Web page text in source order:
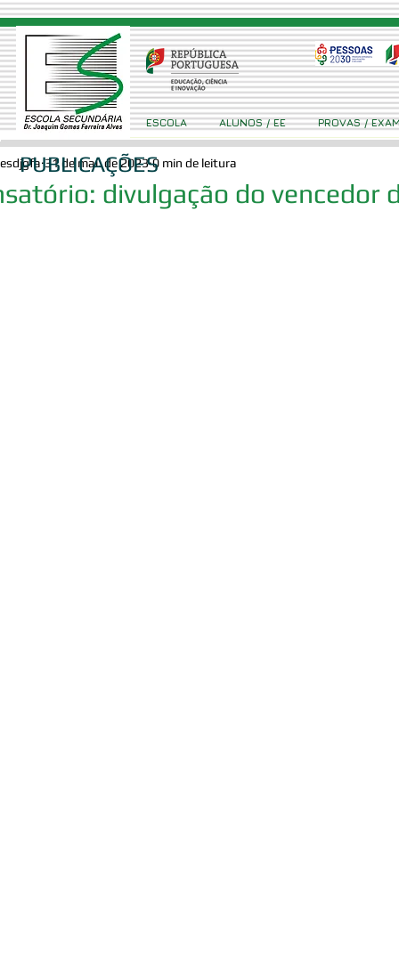
divulgação do vencedor
esdjgfa 31 de mai. de 2023 0 min de leitura
PUBLICAÇÕES
ESCOLA ALUNOS / EE PROVAS /